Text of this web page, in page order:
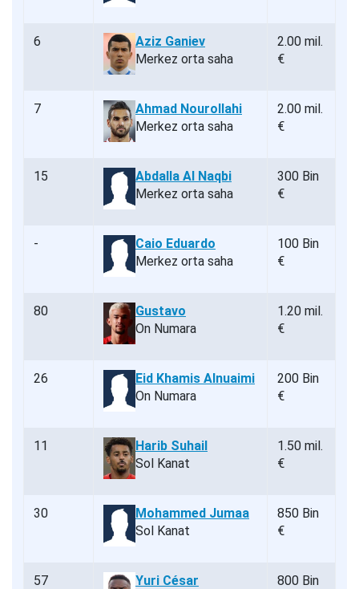
6
Aziz Ganiev
Merkez orta saha
2.00 mil.
€
7
Ahmad Nourollahi
Merkez orta saha
2.00 mil.
€
15
Abdalla Al Naqbi
Merkez orta saha
300 Bin
€
-
Caio Eduardo
Merkez orta saha
100 Bin
€
80
Gustavo
On Numara
1.20 mil.
€
26
Eid Khamis Alnuaimi
On Numara
200 Bin
€
11
Harib Suhail
Sol Kanat
1.50 mil.
€
30
Mohammed Jumaa
Sol Kanat
850 Bin
€
57
Yuri César
800 Bin